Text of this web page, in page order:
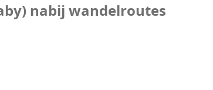
nabij wandelroutes